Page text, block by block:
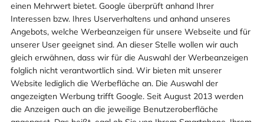
einen Mehrwert bietet. Google überprüft anhand Ihrer
Interessen bzw. Ihres Userverhaltens und anhand unseres
Angebots, welche Werbeanzeigen für unsere Webseite und für
unserer User geeignet sind. An dieser Stelle wollen wir auch
gleich erwähnen, dass wir für die Auswahl der Werbeanzeigen
folglich nicht verantwortlich sind. Wir bieten mit unserer
Website lediglich die Werbefläche an. Die Auswahl der
angezeigten Werbung trifft Google. Seit August 2013 werden
die Anzeigen auch an die jeweilige Benutzeroberfläche